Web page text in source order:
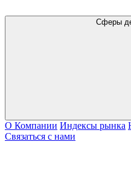
Сферы
О Компании Индексы рынка
Связаться с нами